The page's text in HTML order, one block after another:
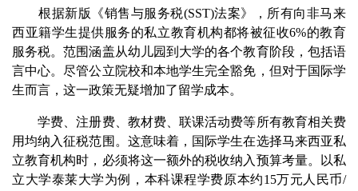
根据新版《销售与服务税(SST)法案》，所有向非马来
西亚籍学生提供服务的私立教育机构都将被征收6%的教育
服务税。范围涵盖从幼儿园到大学的各个教育阶段，包括语
言中心。尽管公立院校和本地学生完全豁免，但对于国际学
生而言，这一政策无疑增加了留学成本。
学费、注册费、教材费、联课活动费等所有教育相关费
用均纳入征税范围。这意味着，国际学生在选择马来西亚私
立教育机构时，必须将这一额外的税收纳入预算考量。以私
立大学泰莱大学为例，本科课程学费原本约15万元人民币/